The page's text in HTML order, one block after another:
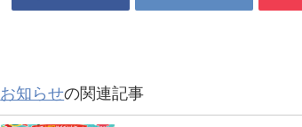
お知らせの関連記事